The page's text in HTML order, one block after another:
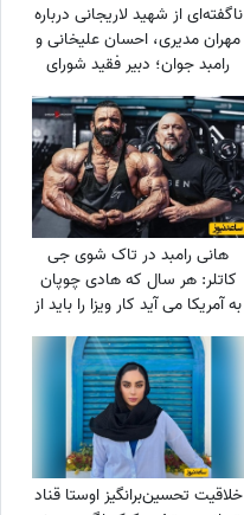
ناگفته‌ای از شهید لاریجانی درباره
مهران مدیری، احسان علیخانی و
رامبد جوان؛ دبیر فقید شورای
عالی امنیت ملی چه می‌خواست؟
هانی رامبد در تاک شوی جی
کاتلر: هر سال که هادی چوپان
به آمریکا می آید کار ویزا را باید از
صفر انجام دهیم/ این که او
قهرمان مستر المپیا است هیچ
فرقی برای موضوع ویزا ندارد
خلاقیت تحسین‌برانگیز اوستا قناد